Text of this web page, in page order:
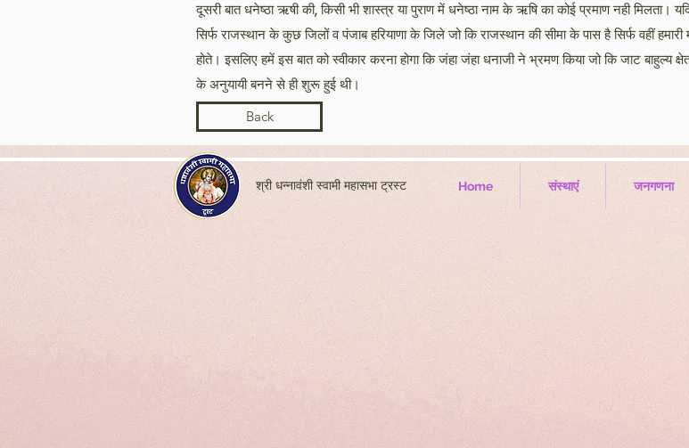
दूसरी बात धनेष्ठा ऋषी की, किसी भी शास्त्र या पुराण में धनेष्ठा नाम के ऋषि का कोई प्रमाण नही
सिर्फ राजस्थान के कुछ जिलों व पंजाब हरियाणा के जिले जो कि राजस्थान की सीमा के पास है सिर्फ वहीं
होते। इसलिए हमें इस बात को स्वीकार करना होगा कि जंहा जंहा धनाजी ने भ्रमण किया जो कि जाट बाहुल्य
के अनुयायी बनने से ही शुरू हुई थी।
Back
श्री धन्नावंशी स्वामी महासभा ट्रस्ट Home संस्थाएं जनगणना